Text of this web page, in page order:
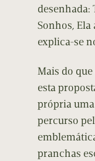
desenhada:
Sonhos, Ela
explica-se
Mais do
esta
própria
percurso
pranchas